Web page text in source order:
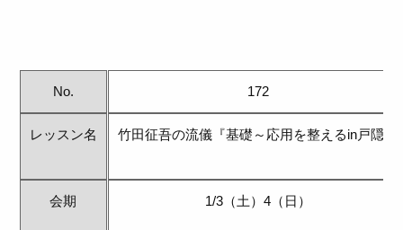
No.
レッスン名
会期
172
竹田征吾の流儀『基礎～応用を整えるin戸隠』
1/3（土）4（日）